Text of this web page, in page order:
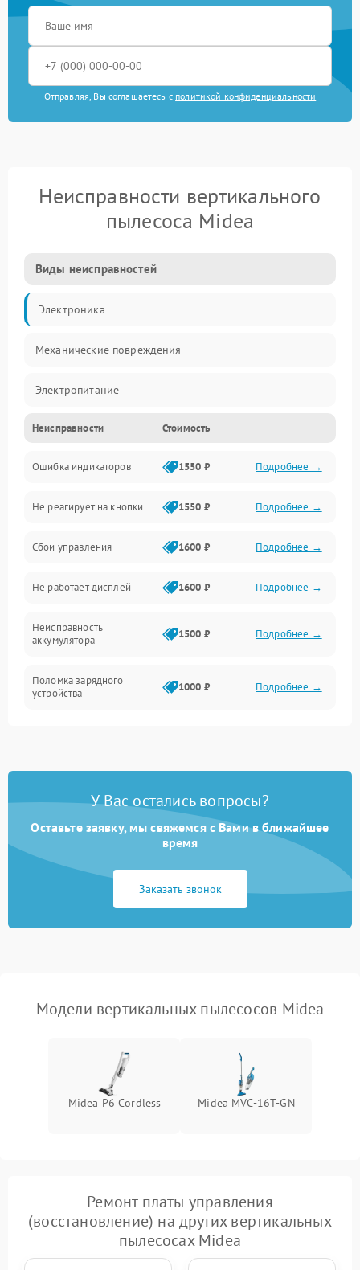
Отправляя, Вы соглашаетесь с политикой конфиденциальности
Неисправности вертикального
пылесоса Midea
Виды неисправностей
Электроника
Механические повреждения
Электропитание
Механика
Аккумулятор
Работа системы
Всасывание
Засор
Привод
Электронные компоненты
Неисправности Стоимость
Ошибка индикаторов 1550 ₽ Подробнее →
Не реагирует на кнопки 1550 ₽ Подробнее →
Сбои управления 1600 ₽ Подробнее →
Не работает дисплей 1600 ₽ Подробнее →
Неисправность
аккумулятора
1500 ₽ Подробнее →
Поломка зарядного
устройства
1000 ₽ Подробнее →
Поломка кнопки
Неисправность системы
1000 ₽ Подробнее →
Неисправность системы
1000 ₽
Поломка системы
управления
1500 ₽ Подробнее →
освещения (если есть)
Повреждение внутренних
500 ₽ Подробнее →
Повреждение системы
защиты от короткого
1500 ₽ Подробнее →
У Вас остались вопросы?
Оставьте заявку, мы свяжемся с Вами в ближайшее
время
Заказать звонок
Модели вертикальных пылесосов Midea
Midea P6 Cordless Midea MVC-16T-GN
Ремонт платы управления
(восстановление) на других вертикальных
пылесосах Midea